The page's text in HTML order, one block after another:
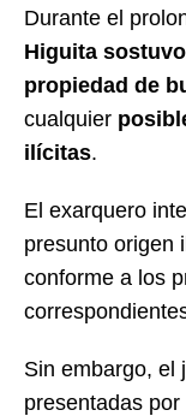
Durante el
Higuita
propiedad de
cualquier
ilícitas.
El exarquero
presunto origen
conforme a los
Sin embargo, el
presentadas